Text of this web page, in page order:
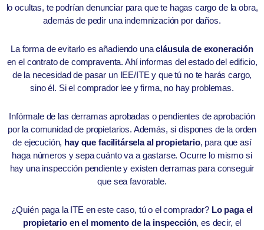
lo ocultas, te podrían denunciar para que te hagas cargo de la obra,
además de pedir una indemnización por daños.
La forma de evitarlo es añadiendo unacláusula de exoneración
en el contrato de compraventa. Ahí informas del estado del edificio,
de la necesidad de pasar un IEE/ITE y que tú no te harás cargo,
sino él. Si el comprador lee y firma, no hay problemas.
Infórmale de las derramas aprobadas o pendientes de aprobación
por la comunidad de propietarios. Además, si dispones de la orden
de ejecución, hay que facilitársela al propietario, para que así
haga números y sepa cuánto va a gastarse. Ocurre lo mismo si
hay una inspección pendiente y existen derramas para conseguir
que sea favorable.
¿Quién paga la ITE en este caso, tú o el comprador? Lo paga el
propietario en el momento de la inspección, es decir, el